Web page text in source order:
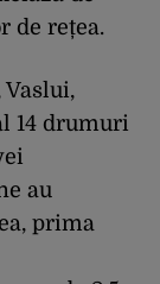
de rețea.
Vaslui,
14 drumuri
au
prima